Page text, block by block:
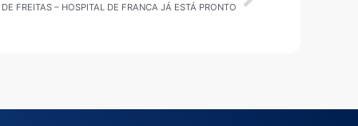
FREITAS – HOSPITAL DE FRANCA JÁ ESTÁ PRONTO